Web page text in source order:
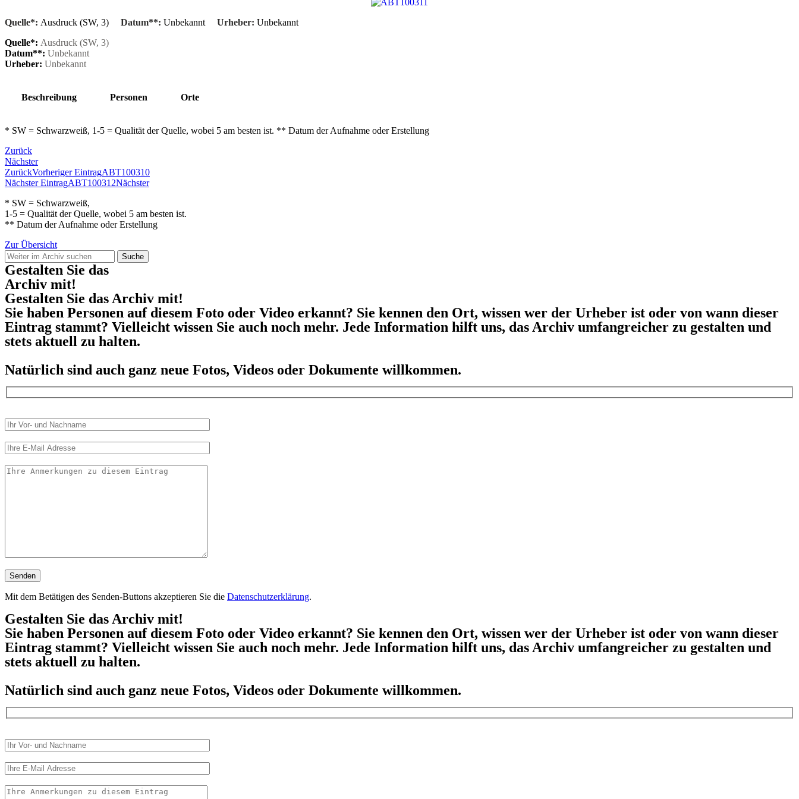
Quelle*: Ausdruck (SW, 3) Datum**: Unbekannt Urheber: Unbekannt
Quelle*: Ausdruck (SW, 3)
Datum**: Unbekannt
Urheber: Unbekannt
Beschreibung Personen Orte
* SW = Schwarzweiß, 1-5 = Qualität der Quelle, wobei 5 am besten ist. ** Datum der Aufnahme oder Erstellung
Zurück
Nächster
ZurückVorheriger EintragABT100310
Nächster EintragABT100312Nächster
* SW = Schwarzweiß,
1-5 = Qualität der Quelle, wobei 5 am besten ist.
** Datum der Aufnahme oder Erstellung
Zur Übersicht
Suche
Gestalten Sie das
Archiv mit!
Gestalten Sie das Archiv mit!
Sie haben Personen auf diesem Foto oder Video erkannt? Sie kennen den Ort, wissen wer der Urheber ist oder von wann dieser
Eintrag stammt? Vielleicht wissen Sie auch noch mehr. Jede Information hilft uns, das Archiv umfangreicher zu gestalten und
stets aktuell zu halten.
Natürlich sind auch ganz neue Fotos, Videos oder Dokumente willkommen.
Mit dem Betätigen des Senden-Buttons akzeptieren Sie die Datenschutzerklärung.
Gestalten Sie das Archiv mit!
Sie haben Personen auf diesem Foto oder Video erkannt? Sie kennen den Ort, wissen wer der Urheber ist oder von wann dieser
Eintrag stammt? Vielleicht wissen Sie auch noch mehr. Jede Information hilft uns, das Archiv umfangreicher zu gestalten und
stets aktuell zu halten.
Natürlich sind auch ganz neue Fotos, Videos oder Dokumente willkommen.